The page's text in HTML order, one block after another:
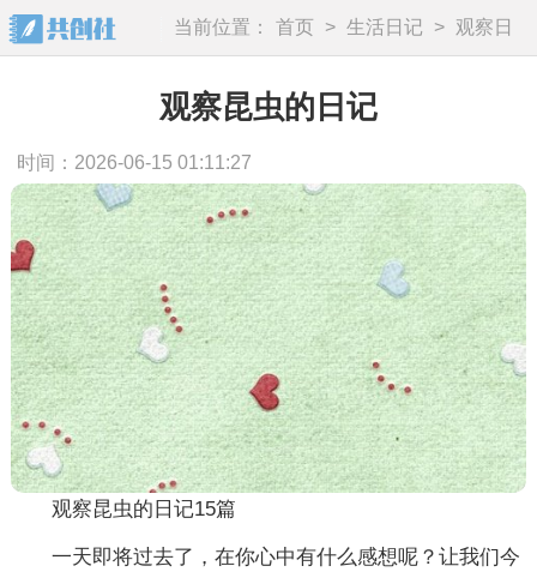
当前位置： 首页 > 生活日记 >
观察日
记
观察昆虫的日记
时间：2026-06-15 01:11:27
观察昆虫的日记15篇
一天即将过去了，在你心中有什么感想呢？让我们今